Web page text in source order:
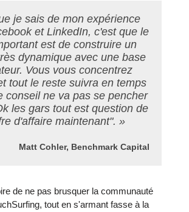
je sais de mon expérience
et LinkedIn, c'est que le
est de construire un
dynamique avec une base
Vous vous concentrez
tout le reste suivra en temps
conseil ne va pas se pencher
les gars tout est question de
d'affaire maintenant". »
Matt Cohler, Benchmark Capital
de ne pas brusquer la communauté
tout en s'armant fasse à la